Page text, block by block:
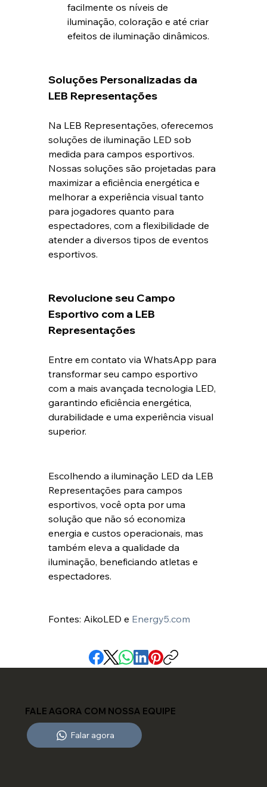
facilmente os níveis de
iluminação, coloração e até criar
efeitos de iluminação dinâmicos.
Soluções Personalizadas da
LEB Representações
Na LEB Representações, oferecemos
soluções de iluminação LED sob
medida para campos esportivos.
Nossas soluções são projetadas para
maximizar a eficiência energética e
melhorar a experiência visual tanto
para jogadores quanto para
espectadores, com a flexibilidade de
atender a diversos tipos de eventos
esportivos.
Revolucione seu Campo
Esportivo com a LEB
Representações
Entre em contato via WhatsApp para
transformar seu campo esportivo
com a mais avançada tecnologia LED,
garantindo eficiência energética,
durabilidade e uma experiência visual
superior.
Escolhendo a iluminação LED da LEB
Representações para campos
esportivos, você opta por uma
solução que não só economiza
energia e custos operacionais, mas
também eleva a qualidade da
iluminação, beneficiando atletas e
espectadores.
Fontes: AikoLED e Energy5.com
FALE AGORA COM NOSSA EQUIPE
Falar agora